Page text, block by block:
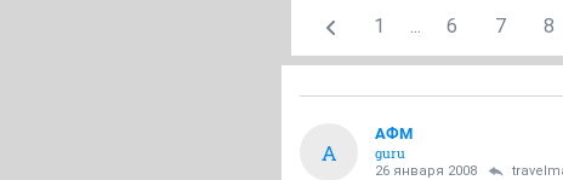
1 ... 6 7 8
А
АФМ
guru
26 января 2008